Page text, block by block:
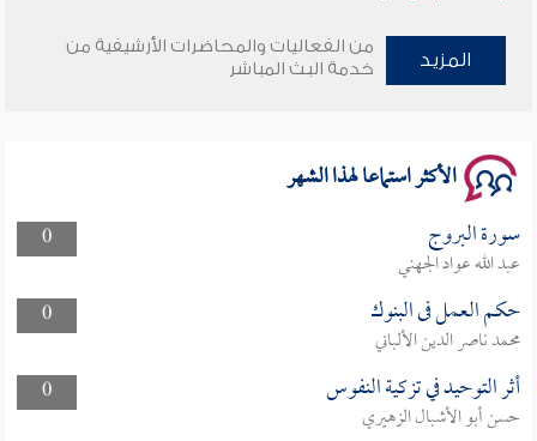
المزيد
من الفعاليات والمحاضرات الأرشيفية من
خدمة البث المباشر
الأكثر استماعا لهذا الشهر
0 سورة البروج
عبد الله عواد الجهني
0
حكم العمل فى البنوك
محمد ناصر الدين الألباني
0
أثر التوحيد في تزكية النفوس
حسن أبو الأشبال الزهيري